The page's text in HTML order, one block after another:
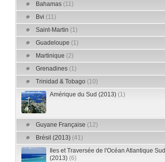
Bahamas (11)
Bvi (11)
Saint-Martin (1)
Guadeloupe (1)
Martinique (2)
Grenadines (1)
Trinidad & Tobago (10)
Amérique du Sud (2013) (1)
Guyane Française (12)
Brésil (2013) (41)
Iles et Traversée de l'Océan Atlantique Sud
(2013) (6)